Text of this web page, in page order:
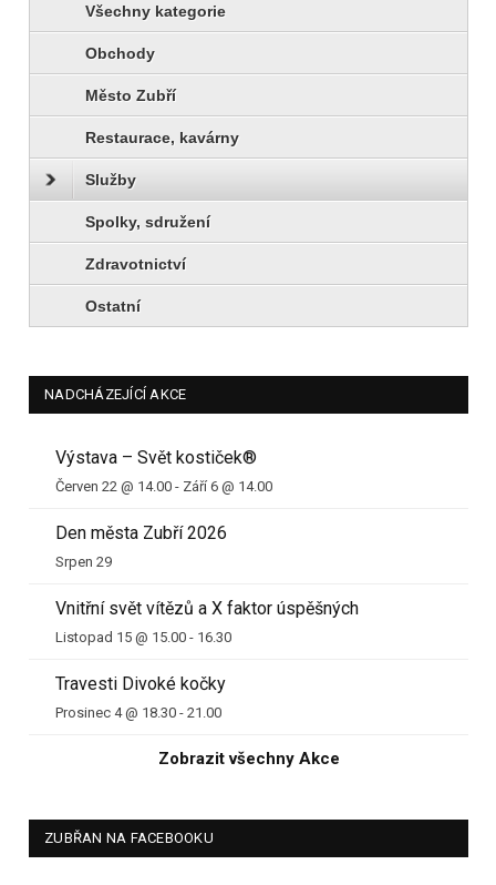
Všechny kategorie
Obchody
Město Zubří
Restaurace, kavárny
Služby
Spolky, sdružení
Zdravotnictví
Ostatní
NADCHÁZEJÍCÍ AKCE
Výstava – Svět kostiček®
Červen 22 @ 14.00 - Září 6 @ 14.00
Den města Zubří 2026
Srpen 29
Vnitřní svět vítězů a X faktor úspěšných
Listopad 15 @ 15.00 - 16.30
Travesti Divoké kočky
Prosinec 4 @ 18.30 - 21.00
Zobrazit všechny Akce
ZUBŘAN NA FACEBOOKU